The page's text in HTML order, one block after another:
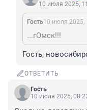
10 июля 2025,
Гость10 июля 2025,
...гОмск!!!
Гость,
ОТВЕТИТЬ
Гость
10 июля 2025,